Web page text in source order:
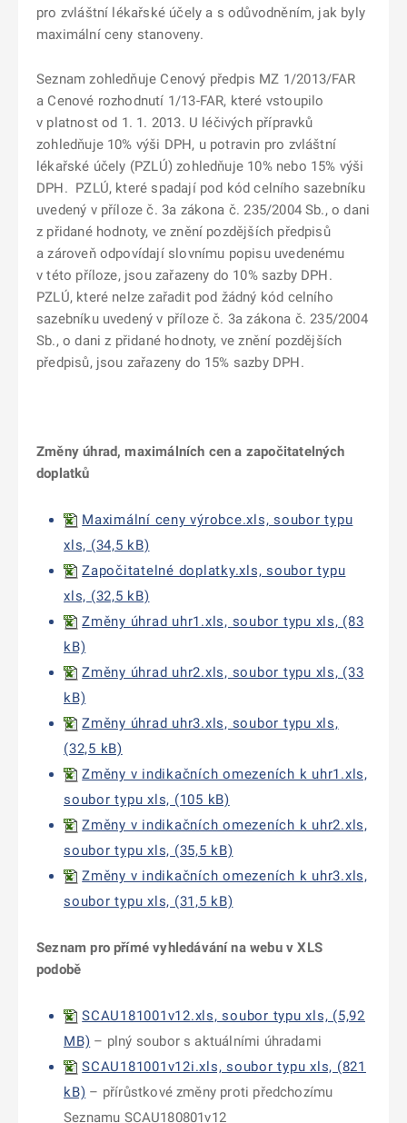
pro zvláštní lékařské účely a s odůvodněním, jak byly
maximální ceny stanoveny.
Seznam zohledňuje Cenový předpis MZ 1/2013/FAR
a Cenové rozhodnutí 1/13-FAR, které vstoupilo
v platnost od 1. 1. 2013. U léčivých přípravků
zohledňuje 10% výši DPH, u potravin pro zvláštní
lékařské účely (PZLÚ) zohledňuje 10% nebo 15% výši
DPH. PZLÚ, které spadají pod kód celního sazebníku
uvedený v příloze č. 3a zákona č. 235/2004 Sb., o dani
z přidané hodnoty, ve znění pozdějších předpisů
a zároveň odpovídají slovnímu popisu uvedenému
v této příloze, jsou zařazeny do 10% sazby DPH.
PZLÚ, které nelze zařadit pod žádný kód celního
sazebníku uvedený v příloze č. 3a zákona č. 235/2004
Sb., o dani z přidané hodnoty, ve znění pozdějších
předpisů, jsou zařazeny do 15% sazby DPH.
Změny úhrad, maximálních cen a započitatelných
doplatků
Maximální ceny výrobce.xls, soubor typu
xls, (34,5 kB)
Započitatelné doplatky.xls, soubor typu
xls, (32,5 kB)
Změny úhrad uhr1.xls, soubor typu xls, (83
kB)
Změny úhrad uhr2.xls, soubor typu xls, (33
kB)
Změny úhrad uhr3.xls, soubor typu xls,
(32,5 kB)
Změny v indikačních omezeních k uhr1.xls,
soubor typu xls, (105 kB)
Změny v indikačních omezeních k uhr2.xls,
soubor typu xls, (35,5 kB)
Změny v indikačních omezeních k uhr3.xls,
soubor typu xls, (31,5 kB)
Seznam pro přímé vyhledávání na webu v XLS
podobě
SCAU181001v12.xls, soubor typu xls, (5,92
MB) – plný soubor s aktuálními úhradami
SCAU181001v12i.xls, soubor typu xls, (821
kB) – přírůstkové změny proti předchozímu
Seznamu SCAU180801v12